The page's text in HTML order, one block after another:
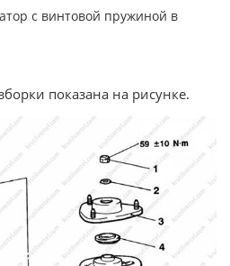
с винтовой пружиной в
показана на рисунке.